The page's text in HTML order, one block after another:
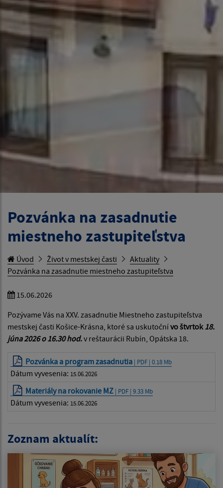
Pozvánka na zasadnutie
miestneho zastupiteľstva
Úvod Život v mestskej časti
Aktuality
Pozvánka na zasadnutie miestneho zastupiteľstva
15.06.2026
Pozývame Vás na XXV. zasadnutie Miestneho zastupiteľstva
mestskej časti Košice-Krásna, ktoré sa uskutočnívo štvrtok18.
júna 2026 o 16.30 hod.v reštaurácii Rubín, Opátska 18.
Pozvánka a program zasadnutia | PDF | 0.18 Mb
Dátum vyvesenia: 15.06.2026
Materiály na rokovanie MZ | PDF | 9.33 Mb
Dátum vyvesenia: 15.06.2026
Zoznam aktualít: